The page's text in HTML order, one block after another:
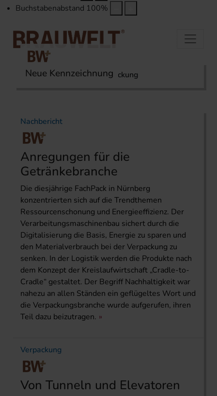
Buchstabenabstand 100%
Startseite Themen Verpackung
Neue Kennzeichnung
Nachbericht
Anregungen für die
Getränkebranche
Die diesjährige FachPack in Nürnberg
konzentrierten sich auf die Trendthemen
Ressourcenschonung und Energieeffizienz. Der
Verarbeitungsmaschinenbau sichert durch die
Digitalisierung die Basis, Energie zu sparen und
den Materialverbrauch bei der Verpackung zu
senken. In der Logistik werden die Produkte nach
dem Konzept der Kreislaufwirtschaft „Cradle-to-
Cradle“ gestaltet. Der Begriff Nachhaltigkeit war
nahezu an allen Ständen ein geflügeltes Wort und
die Verpackungsbranche wurde aufgerufen, ihren
Teil dazu beizutragen.
Verpackung
Von Tunneln und Elevatoren